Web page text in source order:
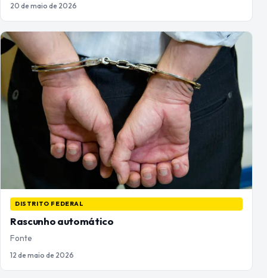
20 de maio de 2026
DISTRITO FEDERAL
Rascunho automático
Fonte
12 de maio de 2026